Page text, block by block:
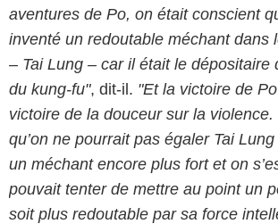
aventures de Po, on était conscient
inventé un redoutable méchant dans
– Tai Lung – car il était le dépositaire
du kung-fu", dit-il. "Et la victoire de
victoire de la douceur sur la
qu’on ne pourrait pas égaler Tai
un méchant encore plus fort et on
pouvait tenter de mettre au point un
soit plus redoutable par sa force